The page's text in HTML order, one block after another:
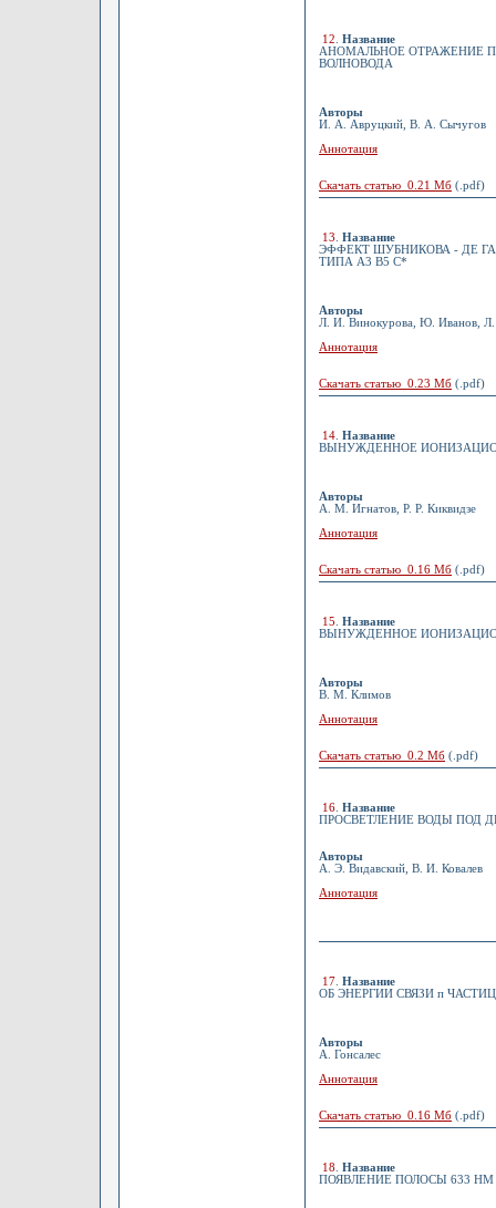
12
Название
АНОМАЛЬНОЕ ОТРАЖЕНИЕ
ВОЛНОВОДА
Авторы
И. А. Авруцкий, В. А. Сычугов
Аннотация
Скачать статью 0.21 Мб (.pdf)
13
Название
ЭФФЕКТ ШУБНИКОВА - ДЕ
ТИПА А3 В5 С*
Авторы
Л. И. Винокурова, Ю. Иванов,
Аннотация
Скачать статью 0.23 Мб (.pdf)
14 Название
ВЫНУЖДЕННОЕ
Авторы
А. М. Игнатов, Р. Р. Киквидзе
Аннотация
Скачать статью 0.16 Мб (.pdf)
15
Название
ВЫНУЖДЕННОЕ
Авторы
В. М. Климов
Аннотация
Скачать статью 0.2 Мб (.pdf)
16 Название
ПРОСВЕТЛЕНИЕ ВОДЫ ПОД
Авторы
А. Э. Видавский, В. И. Ковалев
Аннотация
17 Название
ОБ ЭНЕРГИИ СВЯЗИ п
Авторы
А. Гонсалес
Аннотация
Скачать статью 0.16 Мб (.pdf)
18
Название
ПОЯВЛЕНИЕ ПОЛОСЫ 633